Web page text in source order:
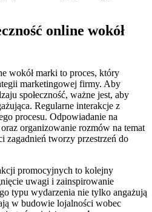
online wokół
wokół marki to proces, który
marketingowej firmy. Aby
społeczność, ważne jest, aby
Regularne interakcje z
procesu. Odpowiadanie na
organizowanie rozmów na temat
zagadnień tworzy przestrzeń do
promocyjnych to kolejny
uwagi i zainspirowanie
typu wydarzenia nie tylko angażują
w budowie lojalności wobec